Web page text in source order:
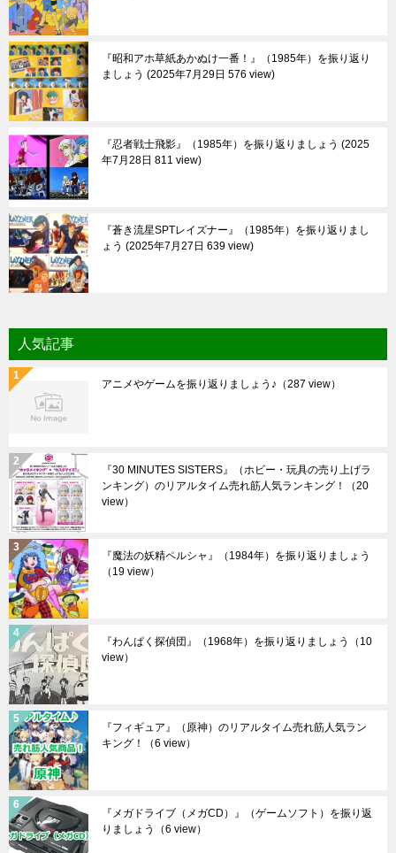
『昭和アホ草紙あかぬけ一番！』（1985年）を振り返り
ましょう
2025年7月29日 576 view
『忍者戦士飛影』（1985年）を振り返りましょう
2025
年7月28日 811 view
『蒼き流星SPTレイズナー』（1985年）を振り返りまし
ょう
2025年7月27日 639 view
人気記事
アニメやゲームを振り返りましょう♪ （287 view）
『30 MINUTES SISTERS』（ホビー・玩具の売り上げラ
ンキング）のリアルタイム売れ筋人気ランキング！
（20
view）
『魔法の妖精ペルシャ』（1984年）を振り返りましょう
（19 view）
『わんぱく探偵団』（1968年）を振り返りましょう
（10
view）
『フィギュア』（原神）のリアルタイム売れ筋人気ラン
キング！
（6 view）
『メガドライブ（メガCD）』（ゲームソフト）を振り返
りましょう
（6 view）